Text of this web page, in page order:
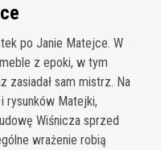
po Janie Matejce. W
z epoki, w tym
zasiadał sam mistrz. Na
rysunków Matejki,
Wiśnicza sprzed
wrażenie robią